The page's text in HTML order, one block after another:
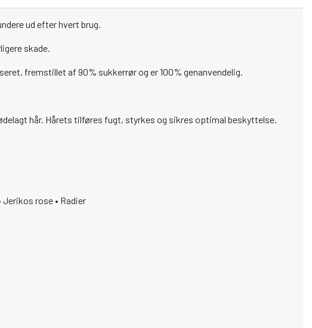
ud efter hvert brug.
skade.
fremstillet af 90% sukkerrør og er 100% genanvendelig.
hår. Hårets tilføres fugt, styrkes og sikres optimal beskyttelse.
Jerikos rose • Radier